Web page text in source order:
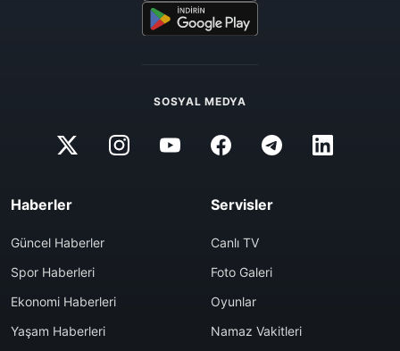
SOSYAL MEDYA
Haberler
Güncel Haberler
Spor Haberleri
Ekonomi Haberleri
Yaşam Haberleri
Servisler
Canlı TV
Foto Galeri
Oyunlar
Namaz Vakitleri